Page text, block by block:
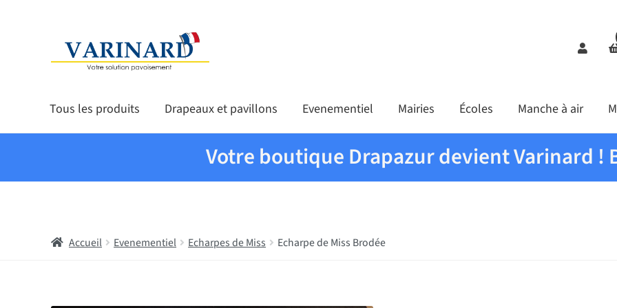
Aller à la navigation
Aller au contenu
Tous les produits Drapeaux et pavillons Evenementiel Mairies Écoles Manche à air
Votre boutique Drapazur devient Varinard !
Accueil Evenementiel Echarpes de Miss Echarpe de Miss Brodée